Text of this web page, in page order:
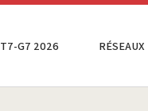
T7-G7 2026 RÉSEAUX